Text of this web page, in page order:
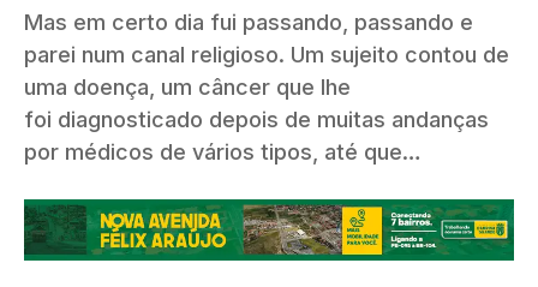
Mas em certo dia fui passando, passando e
parei num canal religioso. Um sujeito contou de
uma doença, um câncer que lhe
foi diagnosticado depois de muitas andanças
por médicos de vários tipos, até que…